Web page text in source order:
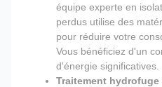
équipe experte en
perdus utilise des
pour réduire votre
Vous bénéficiez d'un
d'énergie significatives.
Traitement